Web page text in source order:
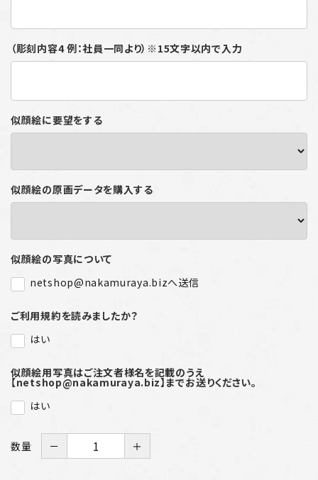
（彫刻内容4 例：社員一同より）※15文字以内で入力
似顔絵に要望をする
似顔絵の原画データを購入する
似顔絵の写真について
netshop@nakamuraya.bizへ送信
ご利用規約を読みましたか？
はい
似顔絵用写真はご注文者様名を記載のうえ
【netshop@nakamuraya.biz】までお送りください。
はい
数量 － ＋